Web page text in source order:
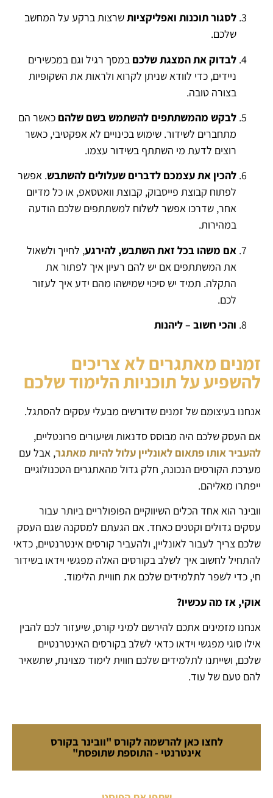
לסגור תוכנות ואפליקציותשרצות ברקע על המחשב
שלכם.
לבדוק את המצגת שלכם במסך רגיל וגם במכשירים
ניידים, כדי לוודא שניתן לקרוא ולראות את השקופיות
בצורה טובה.
לבקש מהמשתתפים להשתמש בשם שלהם כאשר הם
מתחברים לשידור. שימוש בכינויים לא אפקטיבי, כאשר
רוצים לדעת מי השתתף בשידור עצמו.
להכין את עצמכם לדברים שעלולים להשתבש. אפשר
לפתוח קבוצת פייסבוק, קבוצת וואטסאפ, או כל מדיום
אחר, שדרכו אפשר לשלוח למשתתפים שלכם הודעה
במהירות.
אם משהו בכל זאת השתבש, להירגע, לחייך ולשאול
את המשתתפים אם יש להם רעיון איך לפתור את
התקלה. תמיד יש סיכוי שמישהו מהם ידע איך לעזור
לכם.
והכי חשוב – ליהנות
זמנים מאתגרים לא צריכים
להשפיע על תוכניות הלימוד שלכם
אנחנו בעיצומם של זמנים שדורשים מבעלי עסקים להסתגל.
אם העסק שלכם היה מבוסס סדנאות ושיעורים פרונטליים,
להעביר אותו פתאום לאונליין עלול להיות מאתגר, אבל עם
מערכת הקורסים הנכונה, חלק גדול מהאתגרים הטכנולוגיים
ייפתרו מאליהם.
וובינר הוא אחד הכלים השיווקיים הפופולריים ביותר עבור
עסקים גדולים וקטנים כאחד. אם הגעתם למסקנה שגם העסק
שלכם צריך לעבור לאונליין, ולהעביר קורסים אינטרנטיים, כדאי
להתחיל לחשוב איך לשלב בקורסים האלה מפגשי וידאו בשידור
חי, כדי לשפר לתלמידים שלכם את חוויית הלימוד.
אוקי, אז מה עכשיו?
אנחנו מזמינים אתכם להירשם למיני קורס, שיעזור לכם להבין
אילו סוגי מפגשי וידאו כדאי לשלב בקורסים האינטרנטיים
שלכם, ושייתנו לתלמידים שלכם חווית לימוד מצוינת, שתשאיר
להם טעם של עוד.
לחצו כאן להרשמה לקורס "וובינר בקורס
אינטרנטי - התוספת שתופסת"